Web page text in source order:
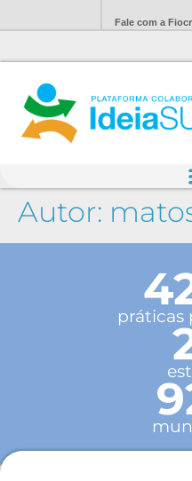
Fale com a
Autor:
práticas